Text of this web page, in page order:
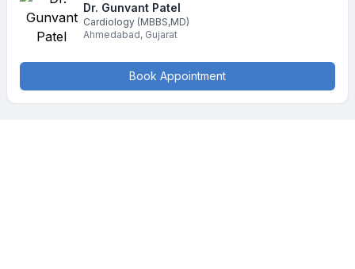
Dr. Gunvant Patel
Cardiology (MBBS,MD)
Ahmedabad, Gujarat
Book Appointment